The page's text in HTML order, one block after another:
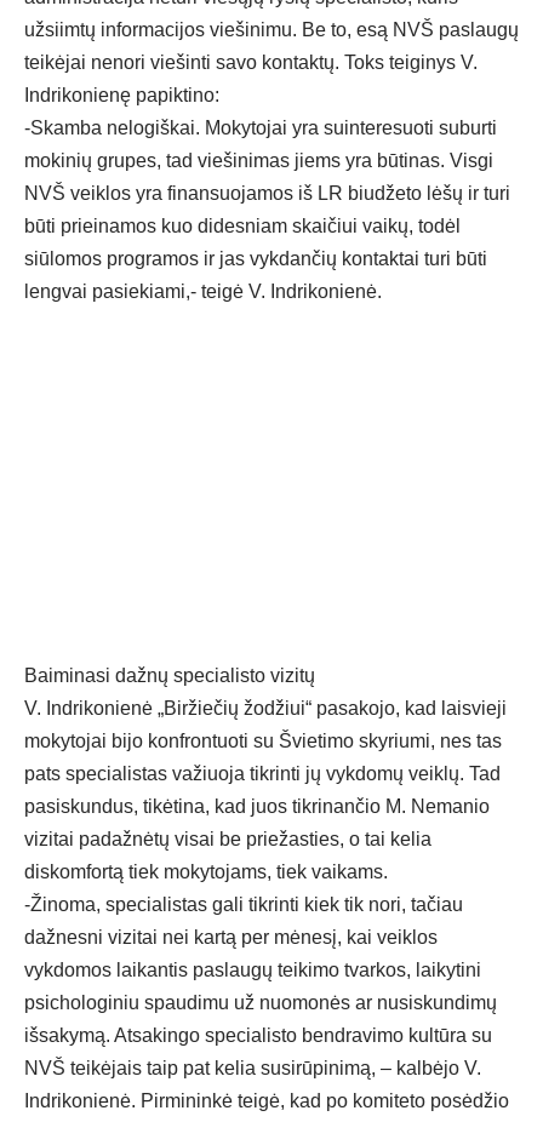
užsiimtų informacijos viešinimu. Be to, esą NVŠ paslaugų
teikėjai nenori viešinti savo kontaktų. Toks teiginys V.
Indrikonienę papiktino:
-Skamba nelogiškai. Mokytojai yra suinteresuoti suburti
mokinių grupes, tad viešinimas jiems yra būtinas. Visgi
NVŠ veiklos yra finansuojamos iš LR biudžeto lėšų ir turi
būti prieinamos kuo didesniam skaičiui vaikų, todėl
siūlomos programos ir jas vykdančių kontaktai turi būti
lengvai pasiekiami,- teigė V. Indrikonienė.
Baiminasi dažnų specialisto vizitų
V. Indrikonienė „Biržiečių žodžiui“ pasakojo, kad laisvieji
mokytojai bijo konfrontuoti su Švietimo skyriumi, nes tas
pats specialistas važiuoja tikrinti jų vykdomų veiklų. Tad
pasiskundus, tikėtina, kad juos tikrinančio M. Nemanio
vizitai padažnėtų visai be priežasties, o tai kelia
diskomfortą tiek mokytojams, tiek vaikams.
-Žinoma, specialistas gali tikrinti kiek tik nori, tačiau
dažnesni vizitai nei kartą per mėnesį, kai veiklos
vykdomos laikantis paslaugų teikimo tvarkos, laikytini
psichologiniu spaudimu už nuomonės ar nusiskundimų
išsakymą. Atsakingo specialisto bendravimo kultūra su
NVŠ teikėjais taip pat kelia susirūpinimą, – kalbėjo V.
Indrikonienė. Pirmininkė teigė, kad po komiteto posėdžio